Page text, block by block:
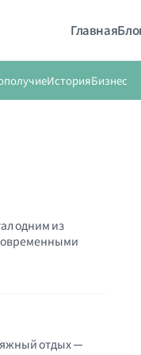
Главная
ИсторияБизнес
одним из
отдых —